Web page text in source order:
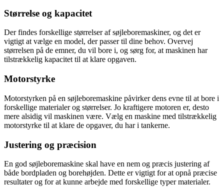
Størrelse og kapacitet
Der findes forskellige størrelser af søjleboremaskiner, og det er
vigtigt at vælge en model, der passer til dine behov. Overvej
størrelsen på de emner, du vil bore i, og sørg for, at maskinen har
tilstrækkelig kapacitet til at klare opgaven.
Motorstyrke
Motorstyrken på en søjleboremaskine påvirker dens evne til at bore i
forskellige materialer og størrelser. Jo kraftigere motoren er, desto
mere alsidig vil maskinen være. Vælg en maskine med tilstrækkelig
motorstyrke til at klare de opgaver, du har i tankerne.
Justering og præcision
En god søjleboremaskine skal have en nem og præcis justering af
både bordpladen og borehøjden. Dette er vigtigt for at opnå præcise
resultater og for at kunne arbejde med forskellige typer materialer.